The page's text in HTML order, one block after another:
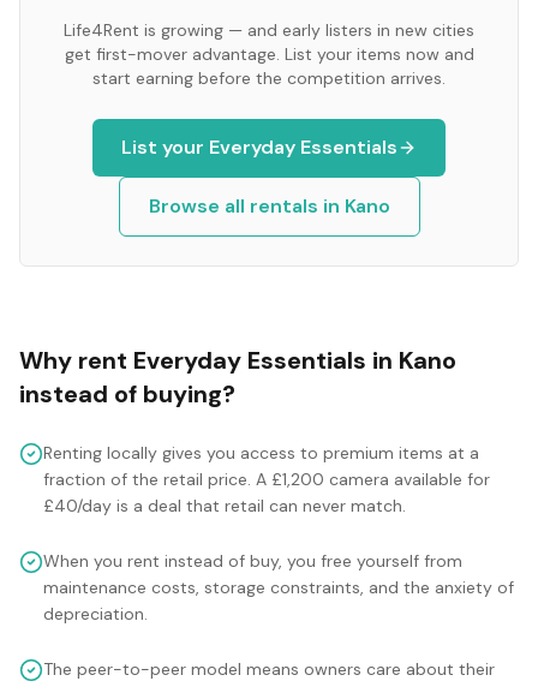
Life4Rent is growing — and early listers in new cities
get first-mover advantage. List your items now and
start earning before the competition arrives.
List your Everyday Essentials
Browse all rentals in Kano
Why rent Everyday Essentials in Kano
instead of buying?
Renting locally gives you access to premium items at a
fraction of the retail price. A £1,200 camera available for
£40/day is a deal that retail can never match.
When you rent instead of buy, you free yourself from
maintenance costs, storage constraints, and the anxiety of
depreciation.
The peer-to-peer model means owners care about their